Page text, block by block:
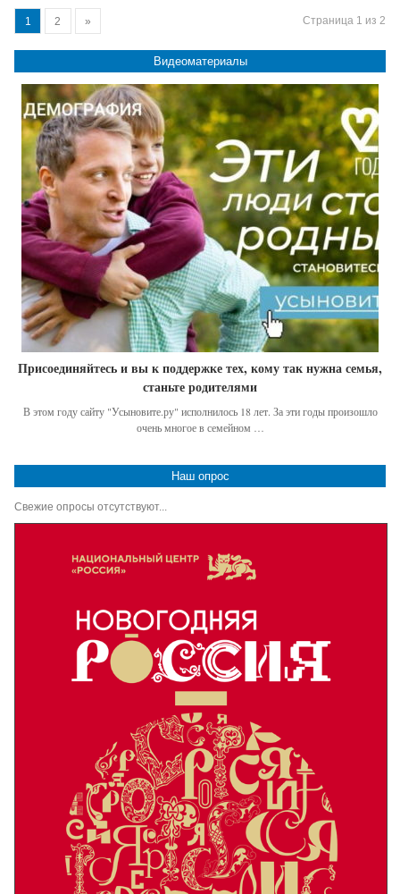
Страница 1 из 2
1 2 »
Видеоматериалы
Присоединяйтесь и вы к поддержке тех, кому так нужна семья,
станьте родителями
В этом году сайту "Усыновите.ру" исполнилось 18 лет. За эти годы произошло
очень многое в семейном …
Наш опрос
Свежие опросы отсутствуют...